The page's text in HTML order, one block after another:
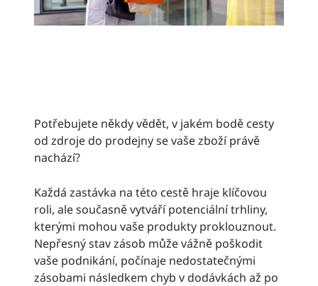
Potřebujete někdy vědět, v jakém bodě cesty
od zdroje do prodejny se vaše zboží právě
nachází?
Každá zastávka na této cestě hraje klíčovou
roli, ale současně vytváří potenciální trhliny,
kterými mohou vaše produkty proklouznout.
Nepřesný stav zásob může vážně poškodit
vaše podnikání, počínaje nedostatečnými
zásobami následkem chyb v dodávkách až po